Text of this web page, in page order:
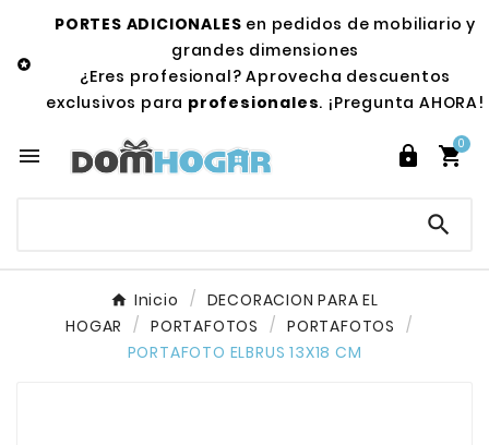

PORTES ADICIONALES en pedidos de mobiliario y
grandes dimensiones
¿Eres profesional? Aprovecha descuentos
exclusivos para profesionales. ¡Pregunta AHORA!
  
0

Inicio
DECORACION PARA EL
HOGAR
PORTAFOTOS
PORTAFOTOS
PORTAFOTO ELBRUS 13X18 CM